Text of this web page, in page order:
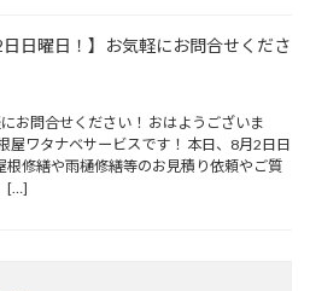
日日曜日！】お気軽にお問合せくださ
お問合せください！ おはようございま
屋ワタナベサービスです！ 本日、8月2日日
根修繕や雨樋修繕等のお見積り依頼やご質
[…]